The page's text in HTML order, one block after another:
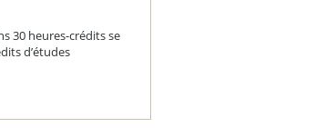
30 heures-crédits se
d’études